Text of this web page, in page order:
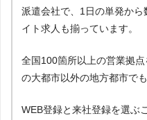
派遣会社で、1日の単発か
イト求人も揃っています。
全国100箇所以上の営業拠
の大都市以外の地方都市で
WEB登録と来社登録を選ぶ